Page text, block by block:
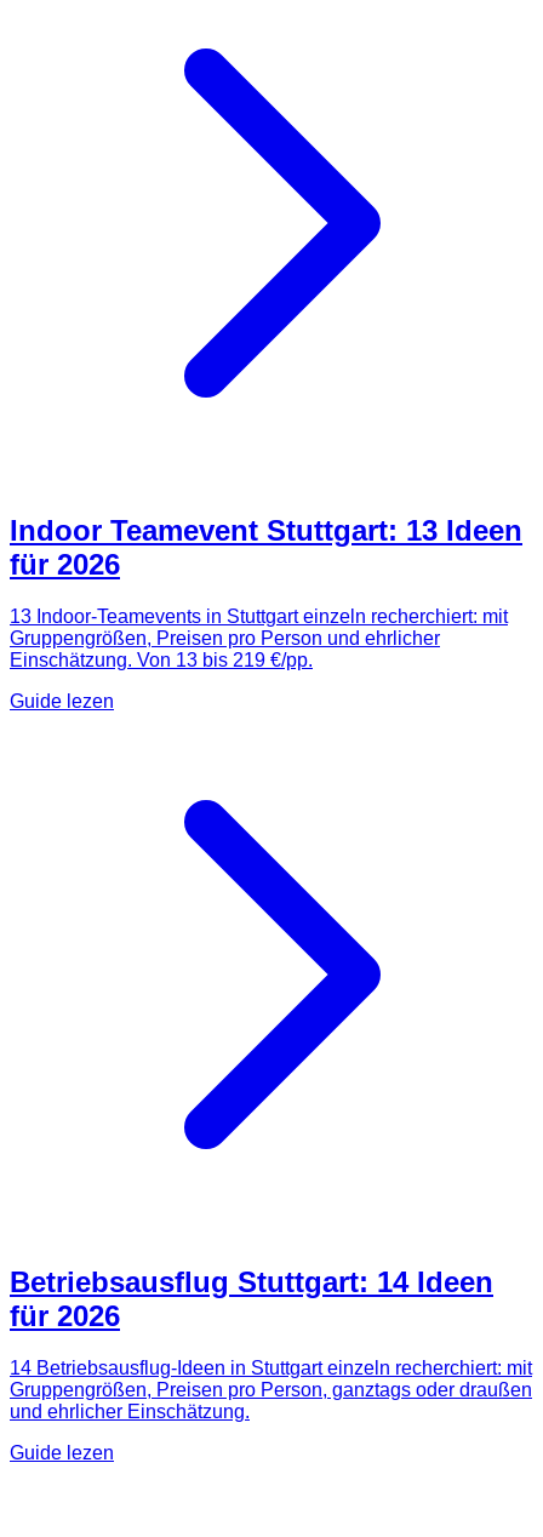
Indoor Teamevent Stuttgart: 13 Ideen
für 2026
13 Indoor-Teamevents in Stuttgart einzeln recherchiert: mit
Gruppengrößen, Preisen pro Person und ehrlicher
Einschätzung. Von 13 bis 219 €/pp.
Guide lezen
Betriebsausflug Stuttgart: 14 Ideen
für 2026
14 Betriebsausflug-Ideen in Stuttgart einzeln recherchiert: mit
Gruppengrößen, Preisen pro Person, ganztags oder draußen
und ehrlicher Einschätzung.
Guide lezen